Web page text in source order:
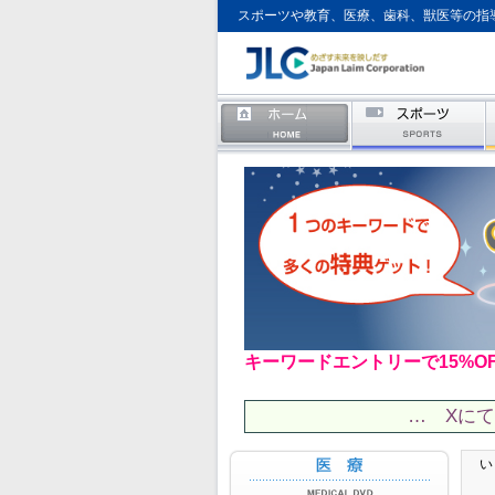
スポーツや教育、医療、歯科、獣医等の
キーワードエントリーで
… Xにて